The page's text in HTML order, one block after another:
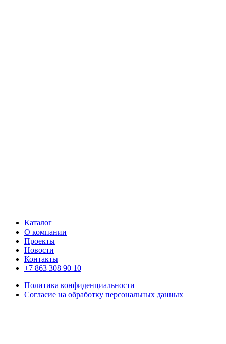
Каталог
О компании
Проекты
Новости
Контакты
+7 863 308 90 10
Политика конфиденциальности
Согласие на обработку персональных данных